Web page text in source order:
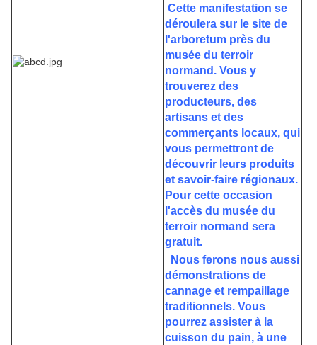
Cette manifestation se
déroulera sur le site de
l'arboretum près du
musée du terroir
normand. Vous y
trouverez des
producteurs, des
artisans et des
commerçants locaux, qui
vous permettront de
découvrir leurs produits
et savoir-faire régionaux.
Pour cette occasion
l'accès du musée du
terroir normand sera
gratuit.
Nous ferons nous aussi
démonstrations de
cannage et rempaillage
traditionnels. Vous
pourrez assister à la
cuisson du pain, à une